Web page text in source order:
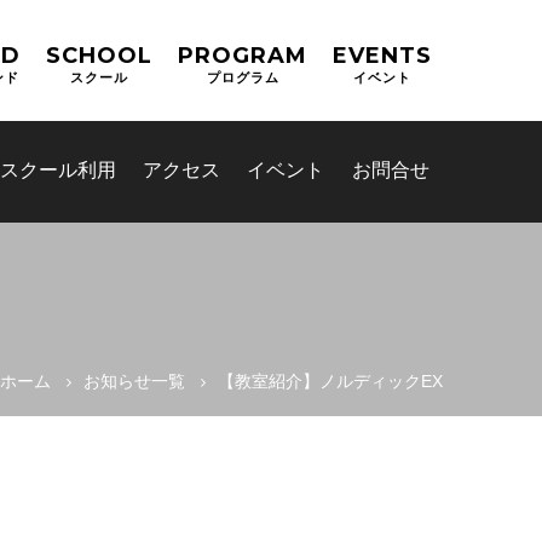
ド
SCHOOL
スクール
PROGRAM
プログラム
EVENTS
イベント
スクール利用 アクセス イベント お問合せ
ホーム お知らせ一覧 【教室紹介】ノルディックEX